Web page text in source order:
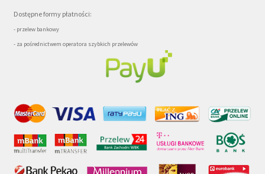
Dostępne formy płatności:
- przelew bankowy
- za pośrednictwem operatora szybkich przelewów